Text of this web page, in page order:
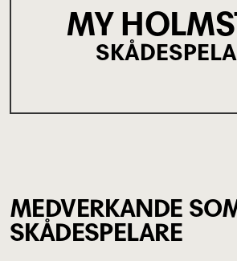
MY
MEDVERKANDE
SKÅDESPELARE